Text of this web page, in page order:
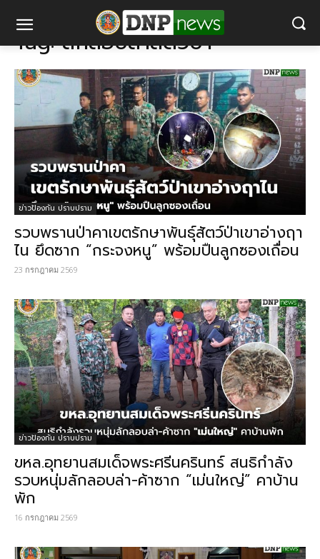
ลักลอบล่าสัตว์ป่า
Tag:ลักลอบล่าสัตว์ป่า
ข่าวป้องกัน ปราบปราม
รวบพรานป่าคาเขตรักษาพันธุ์สัตว์ป่าเขาอ่างฤา
ไน ยึดซาก “กระจงหนู” พร้อมปืนลูกซองเถื่อน
23 กรกฎาคม 2569
ข่าวป้องกัน ปราบปราม
ขหล.อุทยานสมเด็จพระศรีนครินทร์ สนธิกำลัง
รวบหนุ่มลักลอบล่า-ค้าซาก “เม่นใหญ่” คาบ้าน
พัก
16 กรกฎาคม 2569